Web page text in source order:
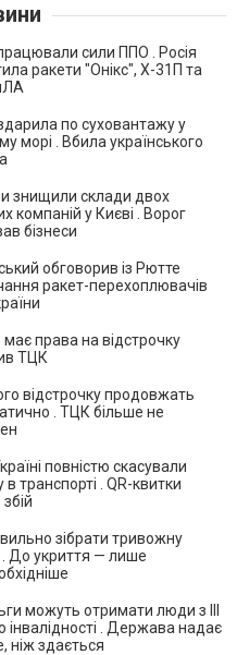
сили ППО . Росія
ракети "Онікс", Х-31П та
по суховантажу у
морі . Вбила українського
знищили склади двох
компаній у Києві . Ворог
бізнеси
обговорив із Рютте
ракет-перехоплювачів
має права на відстрочку
ТЦК
відстрочку продовжать
. ТЦК більше не
повністю скасували
в транспорті . QR-квитки
зібрати тривожну
. До укриття — лише
можуть отримати люди з III
інвалідності . Держава надає
ніж здається